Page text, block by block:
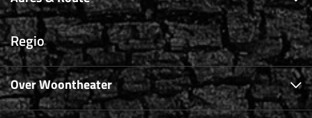
Regio
Over Woontheater